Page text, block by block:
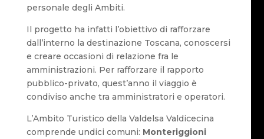
personale degli Ambiti.
Il progetto ha infatti l’obiettivo di rafforzare
dall’interno la destinazione Toscana, conoscersi
e creare occasioni di relazione fra le
amministrazioni. Per rafforzare il rapporto
pubblico-privato, quest’anno il viaggio è
condiviso anche tra amministratori e operatori.
L’Ambito Turistico della Valdelsa Valdicecina
comprende undici comuni: Monteriggioni